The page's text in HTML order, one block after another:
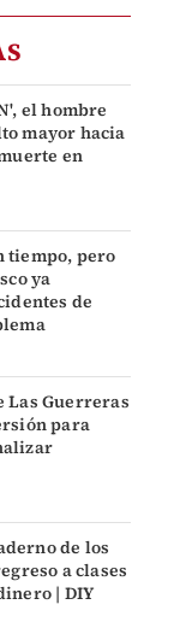
el hombre
mayor hacia
en
tiempo, pero
ya
de
Las Guerreras
para
de los
a clases
| DIY